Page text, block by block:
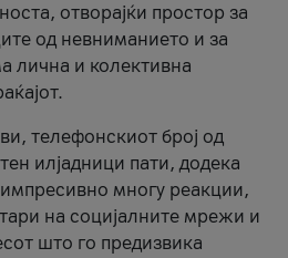
отворајќи простор за
од невниманието и за
лична и колективна
телефонскиот број од
илјадници пати, додека
многу реакции,
на социјалните мрежи и
што го предизвика